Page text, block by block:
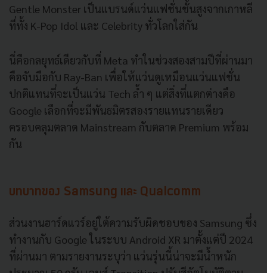
Gentle Monster เป็นแบรนด์แว่นแฟชั่นชั้นสูงจากเกาหลี
ที่ทั้ง K-Pop Idol และ Celebrity ทั่วโลกใส่กัน
นี่คือกลยุทธ์เดียวกับที่ Meta ทำในช่วงสองสามปีที่ผ่านมา
คือจับมือกับ Ray-Ban เพื่อให้แว่นดูเหมือนแว่นแฟชั่น
ปกติแทนที่จะเป็นแว่น Tech ล้ำ ๆ แต่สิ่งที่แตกต่างคือ
Google เลือกที่จะมีพันธมิตรสองรายแทนรายเดียว
ครอบคลุมตลาด Mainstream กับตลาด Premium พร้อม
กัน
บทบาทของ Samsung และ Qualcomm
ส่วนงานฮาร์ดแวร์อยู่ใต้ความรับผิดชอบของ Samsung ซึ่ง
ทำงานกับ Google ในระบบ Android XR มาตั้งแต่ปี 2024
ที่ผ่านมา ตามรายงานระบุว่า แว่นรุ่นนี้น่าจะมีน้ำหนัก